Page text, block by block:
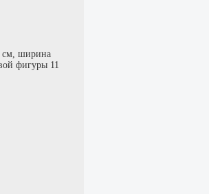
см, ширина
фигуры 11